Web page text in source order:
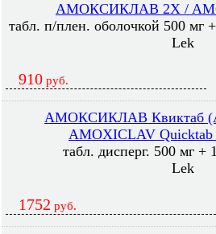
АМОКСИКЛАВ 2X /
табл. п/плен. оболочкой 500 мг
Lek
910 руб.
АМОКСИКЛАВ Квиктаб
AMOXICLAV
табл. дисперг. 500 мг +
Lek
1752 руб.